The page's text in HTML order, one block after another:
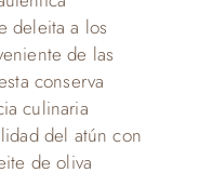
deleita a los
de las
conserva
culinaria
del atún con
de oliva